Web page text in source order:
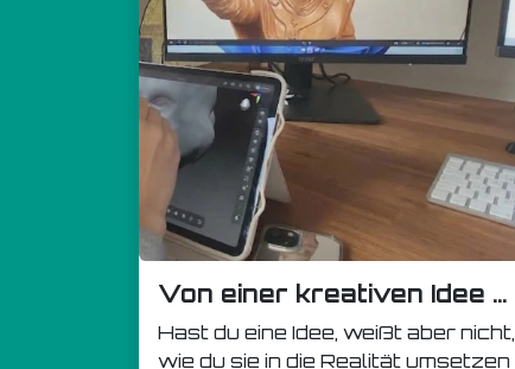
Von einer kreativen Idee ...
Hast du eine Idee, weißt aber nicht,
wie du sie in die Realität umsetzen